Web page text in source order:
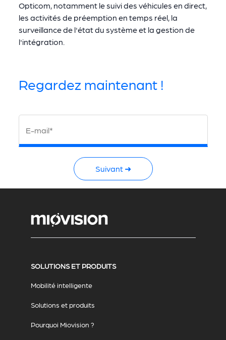
Opticom, notamment le suivi des véhicules en direct,
les activités de préemption en temps réel, la
surveillance de l'état du système et la gestion de
l'intégration.
Regardez maintenant !
E-mail*
Suivant ➜
SOLUTIONS ET PRODUITS
Mobilité intelligente
Solutions et produits
Pourquoi Miovision ?